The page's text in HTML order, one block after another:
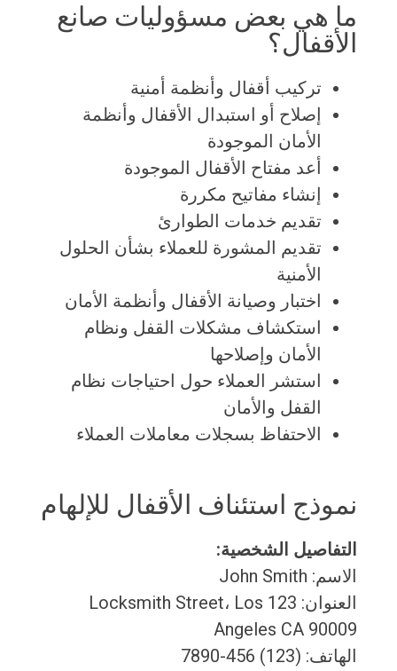
ما هي بعض مسؤوليات صانع
الأقفال؟
تركيب أقفال وأنظمة أمنية
إصلاح أو استبدال الأقفال وأنظمة
الأمان الموجودة
أعد مفتاح الأقفال الموجودة
إنشاء مفاتيح مكررة
تقديم خدمات الطوارئ
تقديم المشورة للعملاء بشأن الحلول
الأمنية
اختبار وصيانة الأقفال وأنظمة الأمان
استكشاف مشكلات القفل ونظام
الأمان وإصلاحها
استشر العملاء حول احتياجات نظام
القفل والأمان
الاحتفاظ بسجلات معاملات العملاء
نموذج استئناف الأقفال للإلهام
التفاصيل الشخصية:
الاسم: John Smith
العنوان: 123 Locksmith Street، Los
Angeles CA 90009
الهاتف: (123) 456-7890